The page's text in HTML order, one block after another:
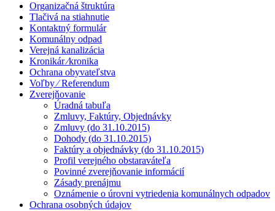
Organizačná štruktúra
Tlačivá na stiahnutie
Kontaktný formulár
Komunálny odpad
Verejná kanalizácia
Kronikár ⁄kronika
Ochrana obyvateľstva
Voľby ⁄ Referendum
Zverejňovanie
Úradná tabuľa
Zmluvy, Faktúry, Objednávky
Zmluvy (do 31.10.2015)
Dohody (do 31.10.2015)
Faktúry a objednávky (do 31.10.2015)
Profil verejného obstaraváteľa
Povinné zverejňovanie informácií
Zásady prenájmu
Oznámenie o úrovni vytriedenia komunálnych odpadov
Ochrana osobných údajov